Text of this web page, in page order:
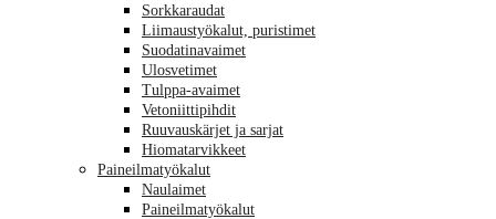
Sorkkaraudat
Liimaustyökalut, puristimet
Suodatinavaimet
Ulosvetimet
Tulppa-avaimet
Vetoniittipihdit
Ruuvauskärjet ja sarjat
Hiomatarvikkeet
Paineilmatyökalut
Naulaimet
Paineilmatyökalut